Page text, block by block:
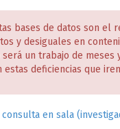
bases de datos son el
y desiguales en
un trabajo de meses
estas deficiencias que
en sala